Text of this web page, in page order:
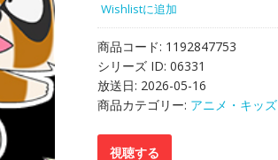
Wishlistに追加
商品コード: 1192847753
シリーズ ID: 06331
放送日: 2026-05-16
商品カテゴリー: アニメ・キッズ